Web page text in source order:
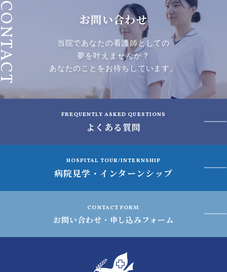
お問い合わせ
当院であなたの看護師としての
夢を叶えませんか？
あなたのことをお待ちしています。
FREQUENTLY ASKED QUESTIONS
よくある質問
HOSPITAL TOUR/INTERNSHIP
病院見学・インターンシップ
CONTACT FORM
お問い合わせ・申し込みフォーム